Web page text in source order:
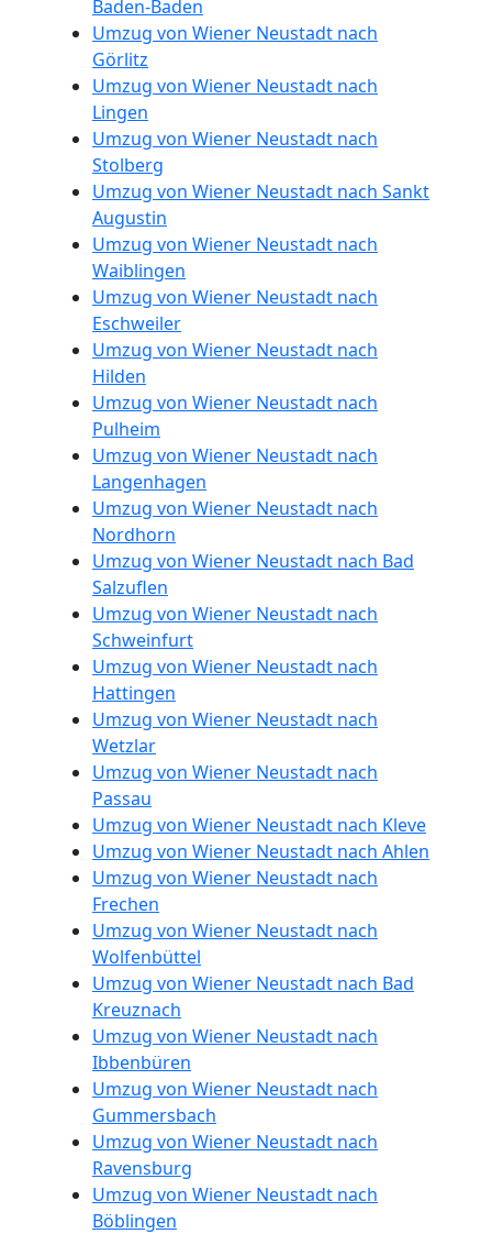
Baden-Baden
Umzug von Wiener Neustadt nach
Görlitz
Umzug von Wiener Neustadt nach
Lingen
Umzug von Wiener Neustadt nach
Stolberg
Umzug von Wiener Neustadt nach Sankt
Augustin
Umzug von Wiener Neustadt nach
Waiblingen
Umzug von Wiener Neustadt nach
Eschweiler
Umzug von Wiener Neustadt nach
Hilden
Umzug von Wiener Neustadt nach
Pulheim
Umzug von Wiener Neustadt nach
Langenhagen
Umzug von Wiener Neustadt nach
Nordhorn
Umzug von Wiener Neustadt nach Bad
Salzuflen
Umzug von Wiener Neustadt nach
Schweinfurt
Umzug von Wiener Neustadt nach
Hattingen
Umzug von Wiener Neustadt nach
Wetzlar
Umzug von Wiener Neustadt nach
Passau
Umzug von Wiener Neustadt nach Kleve
Umzug von Wiener Neustadt nach Ahlen
Umzug von Wiener Neustadt nach
Frechen
Umzug von Wiener Neustadt nach
Wolfenbüttel
Umzug von Wiener Neustadt nach Bad
Kreuznach
Umzug von Wiener Neustadt nach
Ibbenbüren
Umzug von Wiener Neustadt nach
Gummersbach
Umzug von Wiener Neustadt nach
Ravensburg
Umzug von Wiener Neustadt nach
Böblingen
Fernumzug
Wiener
Neustadt
Firmenumzug
Wiener
Neustadt
Büroumzug
Wiener
Neustadt
Expressumzug
Wiener
Neustadt
Tragehilfe
Wiener
Neustadt
Kleiner
Umzug
Wiener
Neustadt